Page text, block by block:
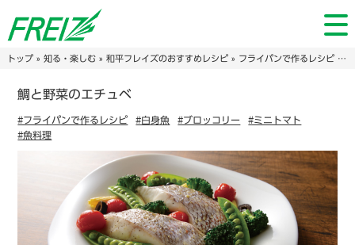
トップ» 知る・楽しむ» 和平フレイズのおすすめレシピ» フライパンで作るレシピ» 鯛と野菜のエチュベ
鯛と野菜のエチュベ
#フライパンで作るレシピ #白身魚 #ブロッコリー
#ミニトマト
#魚料理